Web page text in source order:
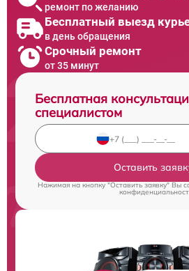
ремонт по желанию
Бесплатный выезд
в день обращения
Срочный ремонт
от 35 минут
Бесплатная
специалистом
Оставить
Нажимая на кнопку "Оставить заявку" Вы